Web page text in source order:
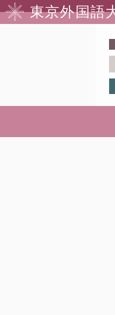
東京外国語